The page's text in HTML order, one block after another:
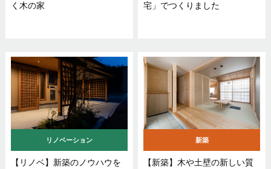
く木の家
宅」でつくりました
リノベーション
【リノベ】新築のノウハウを
新築
【新築】木や土壁の新しい質